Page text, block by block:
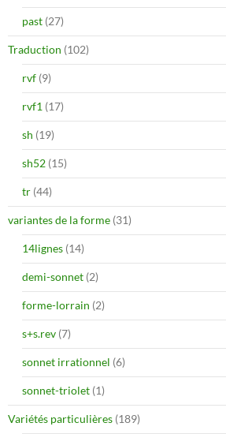
past (27)
Traduction (102)
rvf (9)
rvf1 (17)
sh (19)
sh52 (15)
tr (44)
variantes de la forme (31)
14lignes (14)
demi-sonnet (2)
forme-lorrain (2)
s+s.rev (7)
sonnet irrationnel (6)
sonnet-triolet (1)
Variétés particulières (189)